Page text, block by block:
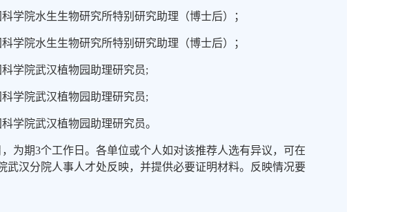
学院水生生物研究所特别研究助理（博士后）；
学院水生生物研究所特别研究助理（博士后）；
学院武汉植物园助理研究员;
学院武汉植物园助理研究员;
学院武汉植物园助理研究员。
为期3个工作日。各单位或个人如对该推荐人选有异议，可在
武汉分院人事人才处反映，并提供必要证明材料。反映情况要